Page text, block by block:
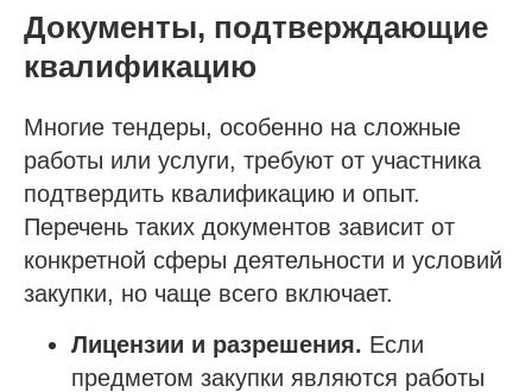
Документы, подтверждающие
квалификацию
Многие тендеры, особенно на сложные
работы или услуги, требуют от участника
подтвердить квалификацию и опыт.
Перечень таких документов зависит от
конкретной сферы деятельности и условий
закупки, но чаще всего включает.
Лицензии и разрешения. Если
предметом закупки являются работы